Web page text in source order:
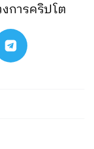
งการคริปโต